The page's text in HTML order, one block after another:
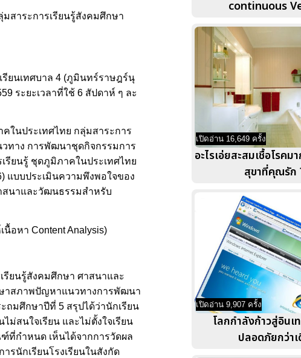
สาระการเรียนรู้สังคมศึกษา
ยนเทศบาล 4 (ภูมินทร์ราษฎร์นุ
ระยะเวลาที่ใช้ 6 สัปดาห์ ๆ ละ
ในประเทศไทย กลุ่มสาระการ
ทาง การพัฒนาชุดกิจกรรมการ
รียนรู้ ชุดภูมิภาคในประเทศไทย
แบบประเมินความพึงพอใจของ
สนาและวัฒนธรรมสำหรับ
อหา Content Analysis)
ยนรู้สังคมศึกษา ศาสนาและ
ษาสภาพปัญหาแนวทางการพัฒนา
ถมศึกษาปีที่ 5 สรุปได้ว่านักเรียน
ม่สนใจเรียน และไม่ตั้งใจเรียน
ที่กำหนด เห็นได้จากการวัดผล
รนักเรียนโรงเรียนในสังกัด
continuous
เปิดอ่าน 16,649 ครั้ง
อะไรเอ่ยสะสมเชื้อโรค
สุขาที่คุณรัก
เปิดอ่าน 9,907 ครั้ง
โลกกำลังก้าวสู่อินเ
ปลอดภัยกว่า